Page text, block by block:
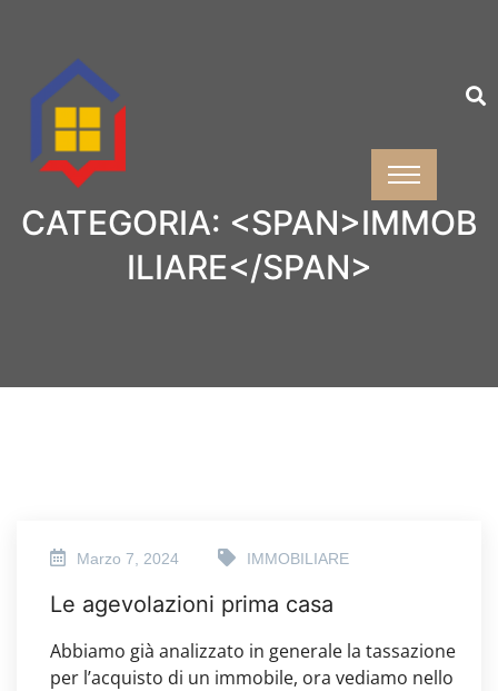
CATEGORIA: <SPAN>IMMOB
ILIARE</SPAN>
Marzo 7, 2024 IMMOBILIARE
Le agevolazioni prima casa
Abbiamo già analizzato in generale la tassazione
per l’acquisto di un immobile, ora vediamo nello